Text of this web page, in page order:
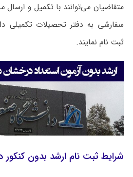
متقاضیان می‌توانند با تکمیل و
سفارشی به دفتر تحصیلات تکمیلی
ثبت نام نمایند.
شرایط ثبت نام ارشد بدون کنکور